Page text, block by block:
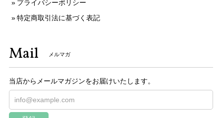
プライバシーポリシー
特定商取引法に基づく表記
Mail メルマガ
当店からメールマガジンをお届けいたします。